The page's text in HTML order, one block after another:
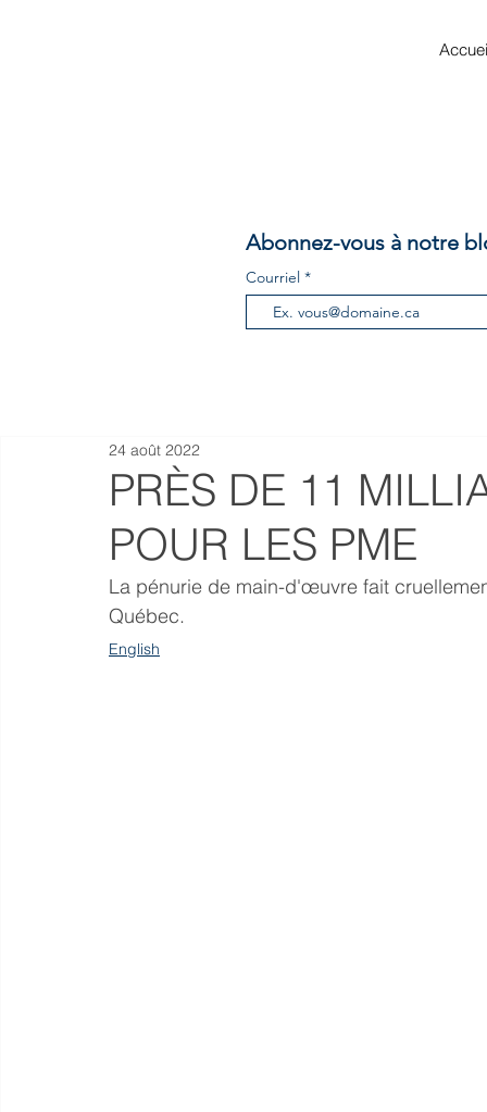
PRÈS DE 11
POUR LES PME
24 août 2022
La pénurie de main-d'œuvre fait
English
Abonnez-vous à notre
Courriel